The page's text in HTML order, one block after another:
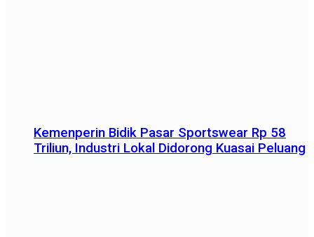
Kemenperin Bidik Pasar Sportswear Rp 58
Triliun, Industri Lokal Didorong Kuasai Peluang